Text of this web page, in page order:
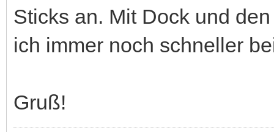
Sticks an. Mit Dock und
ich immer noch schneller
Gruß!